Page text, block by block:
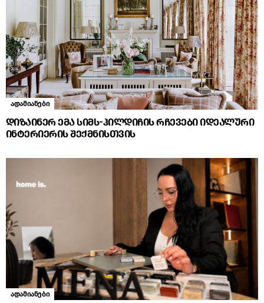
ადამიანები
დიზაინერ ემა სიმს-ჰილდიჩის რჩევები იდეალური
ინტერიერის შექმნისთვის
ადამიანები